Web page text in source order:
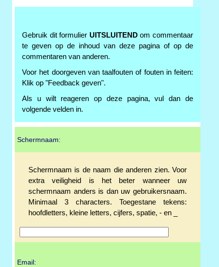
Gebruik dit formulier UITSLUITENDom commentaar
te geven op de inhoud van deze pagina of op de
commentaren van anderen.
Voor het doorgeven van taalfouten of fouten in feiten:
Klik op "Feedback geven".
Als u wilt reageren op deze pagina, vul dan de
volgende velden in.
Schermnaam:
Schermnaam is de naam die anderen zien. Voor
extra veiligheid is het beter wanneer uw
schermnaam anders is dan uw gebruikersnaam.
Minimaal 3 characters. Toegestane tekens:
hoofdletters, kleine letters, cijfers, spatie, - en _
Email: